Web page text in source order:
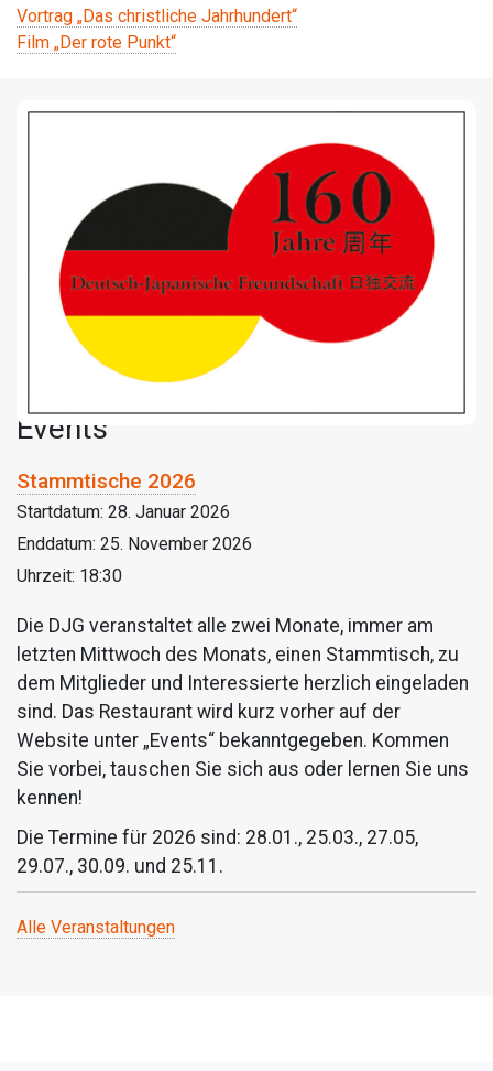
Beitragsnavigation
Vortrag „Das christliche Jahrhundert“
Film „Der rote Punkt“
Events
Stammtische 2026
Startdatum: 28. Januar 2026
Enddatum: 25. November 2026
Uhrzeit: 18:30
Die DJG veranstaltet alle zwei Monate, immer am
letzten Mittwoch des Monats, einen Stammtisch, zu
dem Mitglieder und Interessierte herzlich eingeladen
sind. Das Restaurant wird kurz vorher auf der
Website unter „Events“ bekanntgegeben. Kommen
Sie vorbei, tauschen Sie sich aus oder lernen Sie uns
kennen!
Die Termine für 2026 sind: 28.01., 25.03., 27.05,
29.07., 30.09. und 25.11.
Alle Veranstaltungen